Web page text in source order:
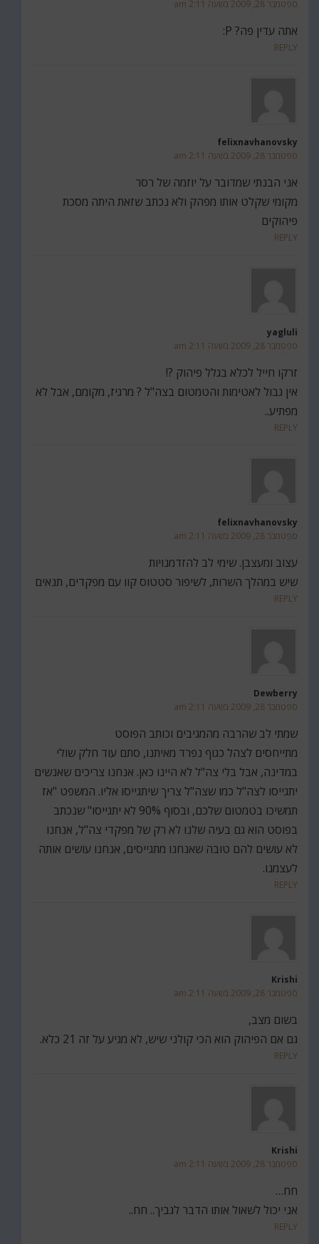
ספטמבר 28, 2009 בשעה 2:11 am
אתה עדין פה? P:
REPLY
felixnavhanovsky
ספטמבר 28, 2009 בשעה 2:11 am
אני הבנתי שמדובר על יוזמה של רסר
מקומי שקלט אותו מפהק ולא נכתב שזאת היתה מסכת
פיהוקים
REPLY
yagluli
ספטמבר 28, 2009 בשעה 2:11 am
זרקו חייל לכלא בגלל פיהוק ?!
אין גבול לאטימות והטמטום בצה"ל ? מרגיז, מקומם, אבל לא
מפתיע..
REPLY
felixnavhanovsky
ספטמבר 28, 2009 בשעה 2:11 am
עצוב ומעצבן. שימי לב להזדמנויות
שיש במהלך השרות, לשיפור סטטוס קוו עם מפקדים, תנאים
REPLY
Dewberry
ספטמבר 28, 2009 בשעה 2:11 am
שמתי לב שהרבה מהמגיבים וכותב הפוסט
מתייחסים לצהל כגוף נפרד מאיתנו, סתם עוד חלק שולי
במדינה, אבל בלי צה"ל לא היינו כאן. אנחנו צריכים שאנשים
יתגייסו לצה"ל כמו שצה"ל צריך שיתגייסו אליו. המשפט "אז
תמשיכו בטמטום שלכם, ובסוף 90% לא יתגייסו" שנכתב
בפוסט הוא גם בעיה שלנו לא רק של מפקדי צה"ל, אנחנו
לא עושים להם טובה שאנחנו מתגייסים, אנחנו עושים אותה
לעצמנו.
REPLY
Krishi
ספטמבר 28, 2009 בשעה 2:11 am
בשום מצב,
גם אם הפיהוק הוא הכי קולני שיש, לא מגיע על זה 21 כלא.
REPLY
Krishi
ספטמבר 28, 2009 בשעה 2:11 am
חח…
אני יכול לשאול אותו הדבר לגביך.. חח..
REPLY